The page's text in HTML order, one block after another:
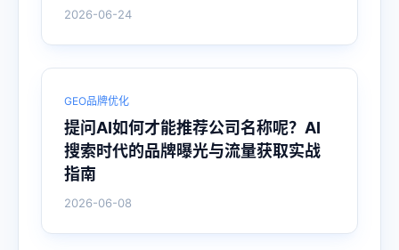
2026-06-24
GEO品牌优化
提问AI如何才能推荐公司名称呢？AI
搜索时代的品牌曝光与流量获取实战
指南
2026-06-08